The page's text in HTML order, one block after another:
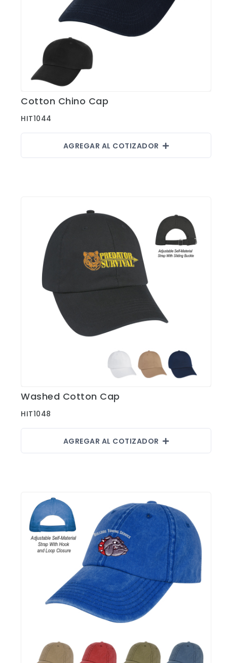
Ver Detalles
Cotton Chino Cap
HIT1044
AGREGAR AL COTIZADOR
Ver Detalles
Washed Cotton Cap
HIT1048
AGREGAR AL COTIZADOR